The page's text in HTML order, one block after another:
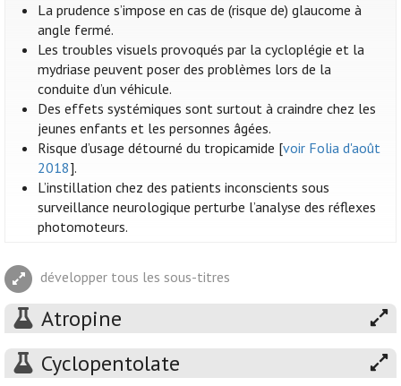
La prudence s’impose en cas de (risque de) glaucome à
angle fermé.
Les troubles visuels provoqués par la cycloplégie et la
mydriase peuvent poser des problèmes lors de la
conduite d’un véhicule.
Des effets systémiques sont surtout à craindre chez les
jeunes enfants et les personnes âgées.
Risque d’usage détourné du tropicamide [voir Folia d'août
2018].
L’instillation chez des patients inconscients sous
surveillance neurologique perturbe l’analyse des réflexes
photomoteurs.
développer tous les sous-titres
Atropine
Cyclopentolate